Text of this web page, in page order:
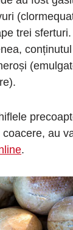
trei sferturi.
au
.